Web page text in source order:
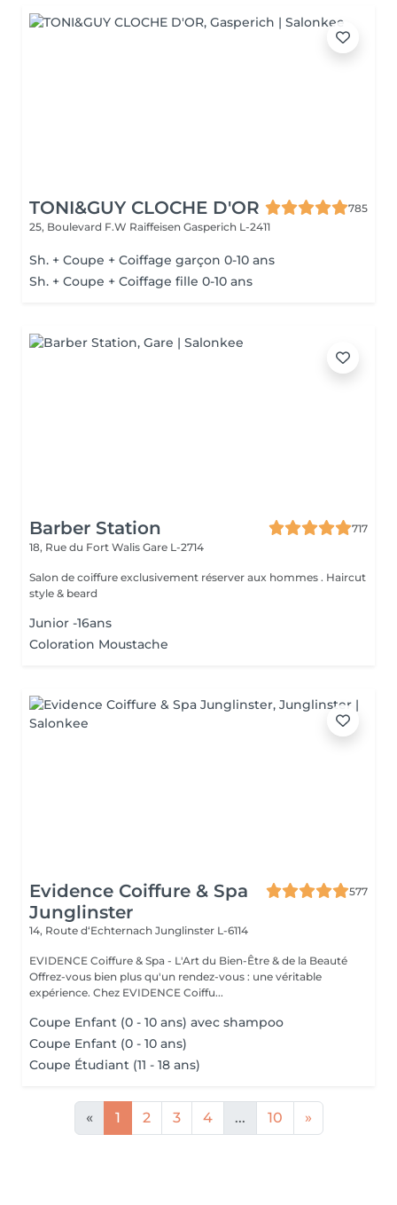
TONI&GUY CLOCHE D'OR
785
25, Boulevard F.W Raiffeisen Gasperich L-2411
Sh. + Coupe + Coiffage garçon 0-10 ans
Sh. + Coupe + Coiffage fille 0-10 ans
Barber Station
717
18, Rue du Fort Walis Gare L-2714
Salon de coiffure exclusivement réserver aux hommes . Haircut
style & beard
Junior -16ans
Coloration Moustache
Evidence Coiffure & Spa
Junglinster
577
14, Route d‘Echternach Junglinster L-6114
EVIDENCE Coiffure & Spa - L'Art du Bien-Être & de la Beauté
Offrez-vous bien plus qu'un rendez-vous : une véritable
expérience. Chez EVIDENCE Coiffu...
Coupe Enfant (0 - 10 ans) avec shampoo
Coupe Enfant (0 - 10 ans)
Coupe Étudiant (11 - 18 ans)
« 1 2 3 4 ... 10 »